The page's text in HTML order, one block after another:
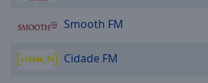
Background
Color
Smooth FM
Cidade FM